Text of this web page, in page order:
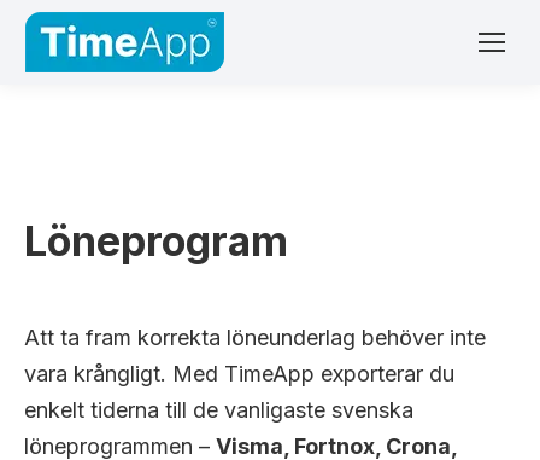
Löneprogram
Att ta fram korrekta löneunderlag behöver inte
vara krångligt. Med TimeApp exporterar du
enkelt tiderna till de vanligaste svenska
löneprogrammen – Visma, Fortnox, Crona,